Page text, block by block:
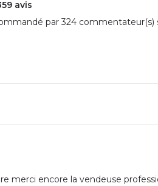
avis
par 324 commentateur(s)
merci encore la vendeuse